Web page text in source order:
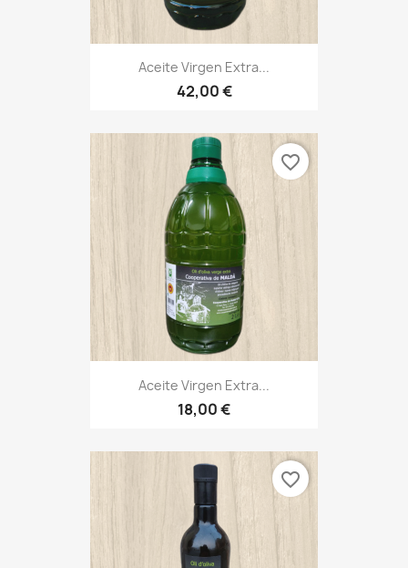
Aceite Virgen Extra...
42,00 €
Aceite Virgen Extra...
18,00 €
favorite_border
favorite_border